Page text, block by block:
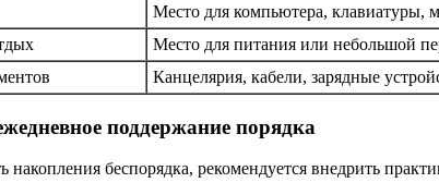
Место для компьютера, клавиатуры,
Место для питания или небольшой
Канцелярия, кабели, зарядные
поддержание порядка
накопления беспорядка, рекомендуется внедрить